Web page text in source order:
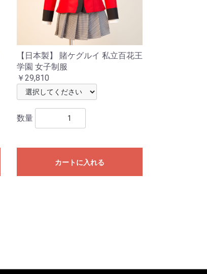
【日本製】 賭ケグルイ 私立百花王
学園 女子制服
￥29,810
数量
カートに入れる